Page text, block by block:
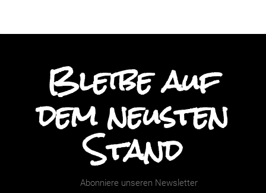
Bleibe auf
dem neusten
Stand
Abonniere unseren Newsletter